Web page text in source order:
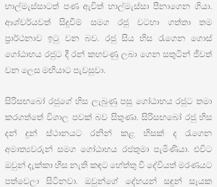
හාල්මැස්සාටත් පණ ඇවිත් හාල්මැස්සා පීනාගෙන ගියා.
ආශ්චර්යවත් සිදුවීම් සමග රජු වටහා ගත්තා තම
ප්‍රාර්ථනාව ඉටු වන බව. රජු සිය හිස රැගෙන ගොස්
ගෝඨාභය රජුට දී රන් කහවණු ලබා ගෙන සතුටින් ජීවත්
වන ලෙස මඟියාට පැවසුවා.
සිරිසඟබෝ රජුගේ හිස ලැබුණු පසු ගෝඨාභය රජුට තමා
කරගත්තේ විශාල පවක් බව සිතුණා. සිරිසඟබෝ රජු හිස
දන් දුන් ස්ථානයට රනින් කළ හිසක් ද රැගෙන
අමාත්‍යවරුන් සමග ගෝඨාභය රජතුමා පැමිණියා. එවිට
ඔවුන් දැක්කා හිස නැති කඳට හේත්තු වී දේවියත් මරණයට
පත්වෙලා සිටිනවා. ඔවුන්ගේ දේහයන් සඳුන් සෑයක